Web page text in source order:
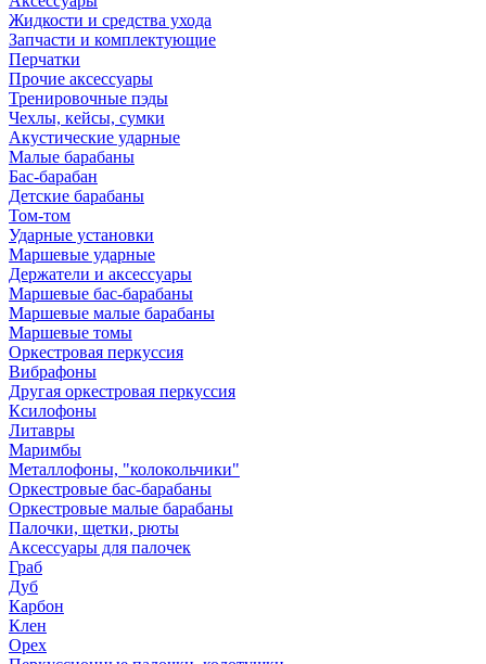
Жидкости и средства ухода
Запчасти и комплектующие
Перчатки
Прочие аксессуары
Тренировочные пэды
Чехлы, кейсы, сумки
Акустические ударные
Mалые барабаны
Бас-барабан
Детские барабаны
Том-том
Ударные установки
Маршевые ударные
Держатели и аксессуары
Маршевые бас-барабаны
Маршевые малые барабаны
Маршевые томы
Оркестровая перкуссия
Вибрафоны
Другая оркестровая перкуссия
Ксилофоны
Литавры
Маримбы
Металлофоны, "колокольчики"
Оркестровые бас-барабаны
Оркестровые малые барабаны
Палочки, щетки, рюты
Аксессуары для палочек
Граб
Дуб
Карбон
Клен
Орех